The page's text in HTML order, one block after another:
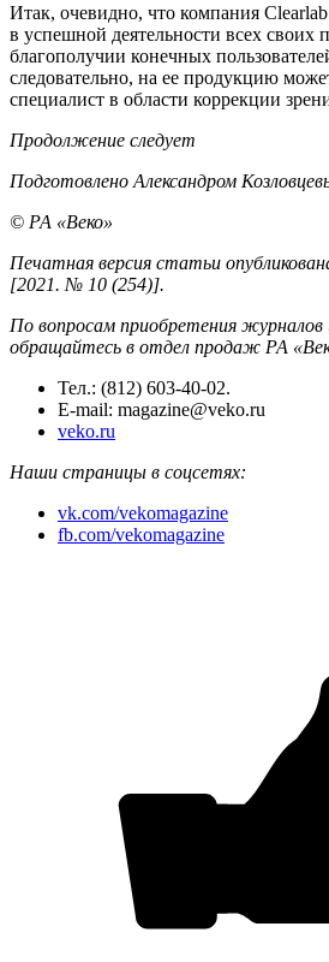
Итак, очевидно, что компания Clearlab
в успешной деятельности всех своих
благополучии конечных
следовательно, на ее продукцию
специалист в области коррекции
Продолжение следует
Подготовлено Александром
© РА «Веко»
Печатная версия статьи
[2021. № 10 (254)].
По вопросам приобретения журналов
обращайтесь в отдел продаж РА
Тел.: (812) 603-40-02.
E-mail: magazine@veko.ru
veko.ru
Наши страницы в соцсетях:
vk.com/vekomagazine
fb.com/vekomagazine